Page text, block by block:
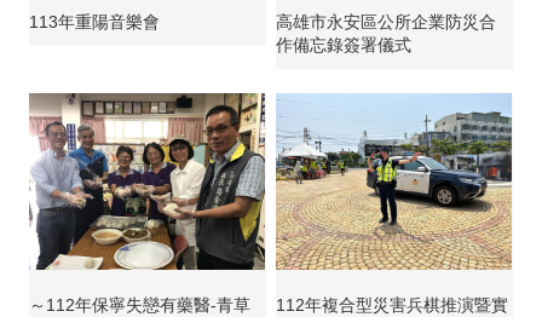
113年重陽音樂會
高雄市永安區公所企業防災合
作備忘錄簽署儀式
～112年保寧失戀有藥醫-青草
112年複合型災害兵棋推演暨實